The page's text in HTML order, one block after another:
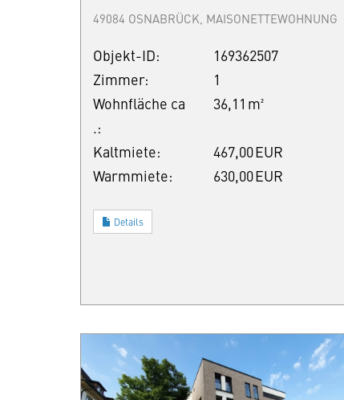
49084 OSNABRÜCK, MAISONETTEWOHNUNG
Objekt-ID:
169362507
Zimmer:
1
Wohnfläche ca
.:
36,11 m²
Kaltmiete:
467,00 EUR
Warmmiete:
630,00 EUR
Details